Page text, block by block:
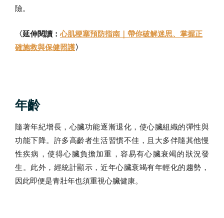
險。
〈延伸閱讀：心肌梗塞預防指南｜帶你破解迷思、掌握正
確施救與保健照護〉
年齡
隨著年紀增長，心臟功能逐漸退化，使心臟組織的彈性與
功能下降。許多高齡者生活習慣不佳，且大多伴隨其他慢
性疾病，使得心臟負擔加重，容易有心臟衰竭的狀況發
生。此外，經統計顯示，近年心臟衰竭有年輕化的趨勢，
因此即便是青壯年也須重視心臟健康。